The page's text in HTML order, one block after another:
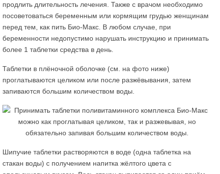
продлить длительность лечения. Также с врачом необходимо
посоветоваться беременным или кормящим грудью женщинам
перед тем, как пить Био-Макс. В любом случае, при
беременности недопустимо нарушать инструкцию и принимать
более 1 таблетки средства в день.
Таблетки в плёночной оболочке (см. на фото ниже)
проглатываются целиком или после разжёвывания, затем
запиваются большим количеством воды.
Шипучие таблетки растворяются в воде (одна таблетка на
стакан воды) с получением напитка жёлтого цвета с